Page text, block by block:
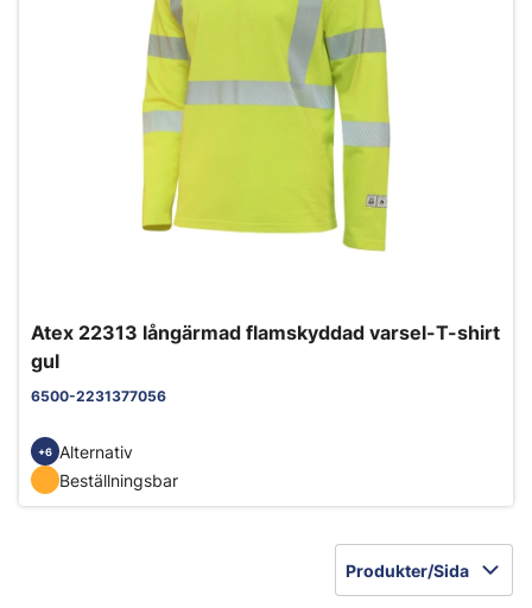
Atex 22313 långärmad flamskyddad varsel-T-shirt
gul
6500-2231377056
+6
Alternativ
Beställningsbar
Produkter/Sida